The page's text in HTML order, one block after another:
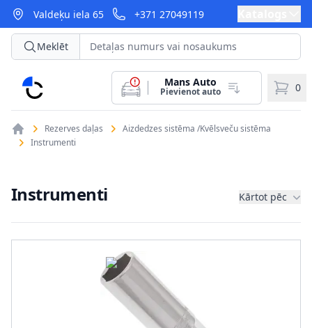
Valdeķu iela 65 +371 27049119
CarParts
Meklēt
Mans Auto
Pievienot auto 0
Rezerves daļas
Aizdedzes sistēma /Kvēlsveču sistēma
Instrumenti
Instrumenti Kārtot pēc